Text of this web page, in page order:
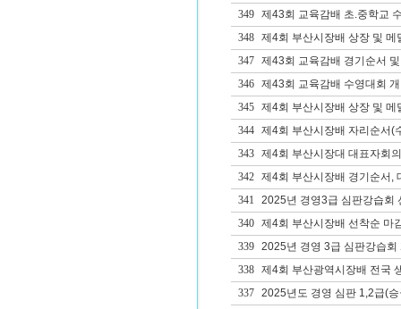
349
제43회 교육감배 초.중학교
348
제4회 부산시장배 상장 및 메
347
제43회 교육감배 경기순서
346
제43회 교육감배 수영대회
345
제4회 부산시장배 상장 및 메
344
제4회 부산시장배 자리순서(
343
제4회 부산시장대 대표자회
342
제4회 부산시장배 경기순서,
341
2025년 경영3급 심판강습회
340
제4회 부산시장배 선착순 마
339
2025년 경영 3급 심판강습회
338
제4회 부산광역시장배 전국
337
2025년도 경영 심판 1,2급(